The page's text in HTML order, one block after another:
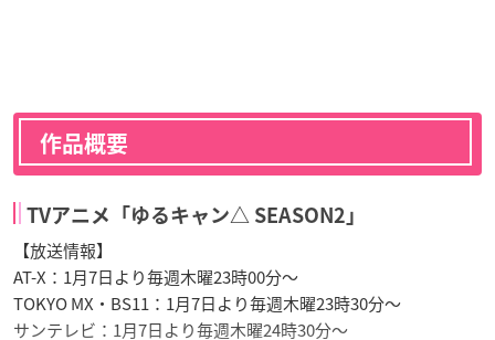
作品概要
TVアニメ「ゆるキャン△ SEASON2」
【放送情報】
AT-X：1月7日より毎週木曜23時00分～
TOKYO MX・BS11：1月7日より毎週木曜23時30分～
サンテレビ：1月7日より毎週木曜24時30分～